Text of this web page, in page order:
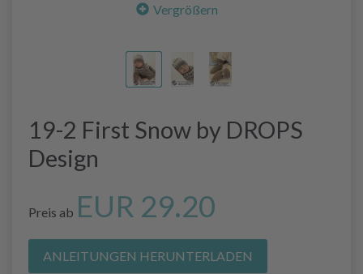
Vergrößern
19-2 First Snow by DROPS
Design
Preis ab EUR 29.20
ANLEITUNGEN HERUNTERLADEN